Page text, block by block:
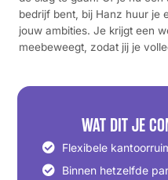
bedrijf bent, bij Hanz huur je
jouw ambities. Je krijgt een
meebeweegt, zodat jij je
WAT DIT JE
Flexibele
Binnen hetzelfde